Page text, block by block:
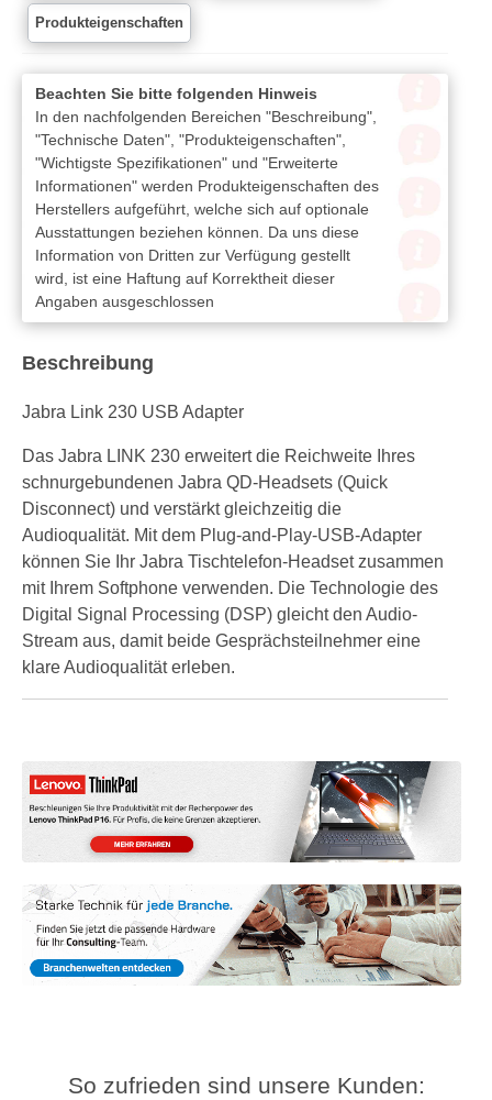
Produkteigenschaften
Beachten Sie bitte folgenden Hinweis
In den nachfolgenden Bereichen "Beschreibung",
"Technische Daten", "Produkteigenschaften",
"Wichtigste Spezifikationen" und "Erweiterte
Informationen" werden Produkteigenschaften des
Herstellers aufgeführt, welche sich auf optionale
Ausstattungen beziehen können. Da uns diese
Information von Dritten zur Verfügung gestellt
wird, ist eine Haftung auf Korrektheit dieser
Angaben ausgeschlossen
Beschreibung
Jabra Link 230 USB Adapter
Das Jabra LINK 230 erweitert die Reichweite Ihres
schnurgebundenen Jabra QD-Headsets (Quick
Disconnect) und verstärkt gleichzeitig die
Audioqualität. Mit dem Plug-and-Play-USB-Adapter
können Sie Ihr Jabra Tischtelefon-Headset zusammen
mit Ihrem Softphone verwenden. Die Technologie des
Digital Signal Processing (DSP) gleicht den Audio-
Stream aus, damit beide Gesprächsteilnehmer eine
klare Audioqualität erleben.
So zufrieden sind unsere Kunden: